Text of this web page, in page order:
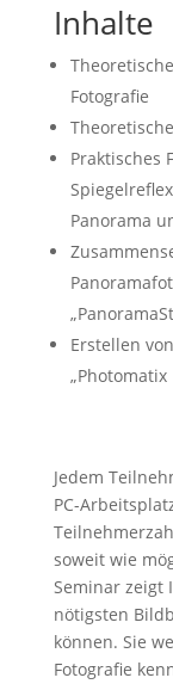
Inhalte
Fotografie
Praktisches
Panorama
Erstellen
„Photomatix
Jedem
PC-
soweit wie
Seminar zeigt
nötigsten
können. Sie
Fotografie